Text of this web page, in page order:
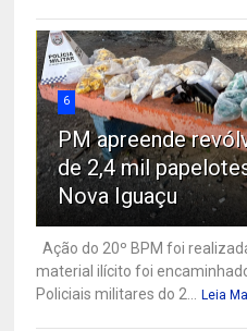
6
PM apreende
de 2,4 mil
Nova Iguaçu
Ação do 20º BPM foi
material ilícito foi
Policiais militares do 2... Leia